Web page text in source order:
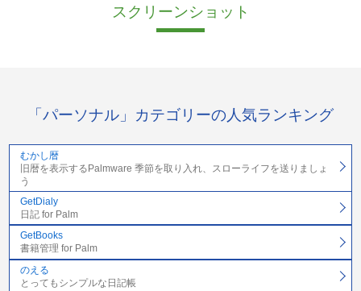
スクリーンショット
「パーソナル」カテゴリーの人気ランキング
むかし暦
旧暦を表示するPalmware 季節を取り入れ、スローライフを送りましょ
う
GetDialy
日記 for Palm
GetBooks
書籍管理 for Palm
のえる
とってもシンプルな日記帳